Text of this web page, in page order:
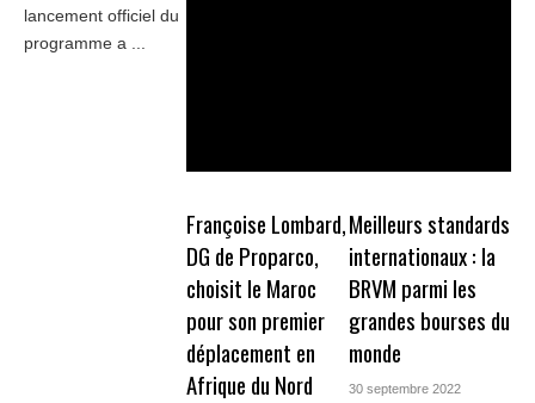
lancement officiel du
programme a ...
Françoise Lombard,
DG de Proparco,
choisit le Maroc
pour son premier
déplacement en
Afrique du Nord
Meilleurs standards
internationaux : la
BRVM parmi les
grandes bourses du
monde
30 septembre 2022